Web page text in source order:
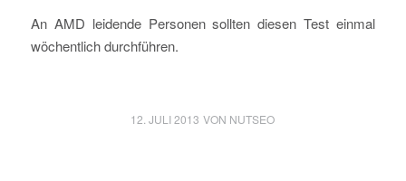
An AMD leidende Personen sollten diesen Test einmal
wöchentlich durchführen.
12. JULI 2013 VON NUTSEO